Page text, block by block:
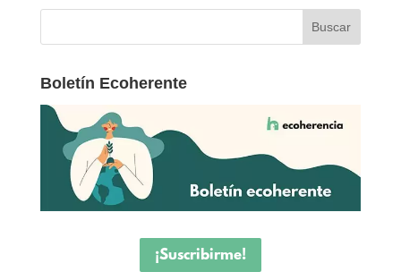
Boletín Ecoherente
¡Suscribirme!